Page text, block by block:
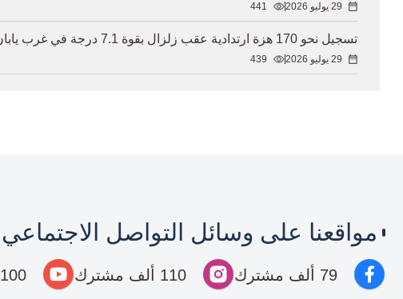
29 يوليو 2026 441
تسجيل نحو 170 هزة ارتدادية عقب زلزال بقوة 7.1 درجة في غرب يابان
29 يوليو 2026 439
مواقعنا على وسائل التواصل الاجتماعي
79 ألف مشترك 110 ألف مشترك 100 ألف مشترك